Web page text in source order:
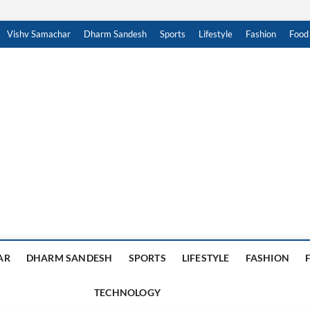
Vishv Samachar Dharm Sandesh Sports Lifestyle Fashion Food
DHARM SANDESH SPORTS LIFESTYLE FASHION
TECHNOLOGY